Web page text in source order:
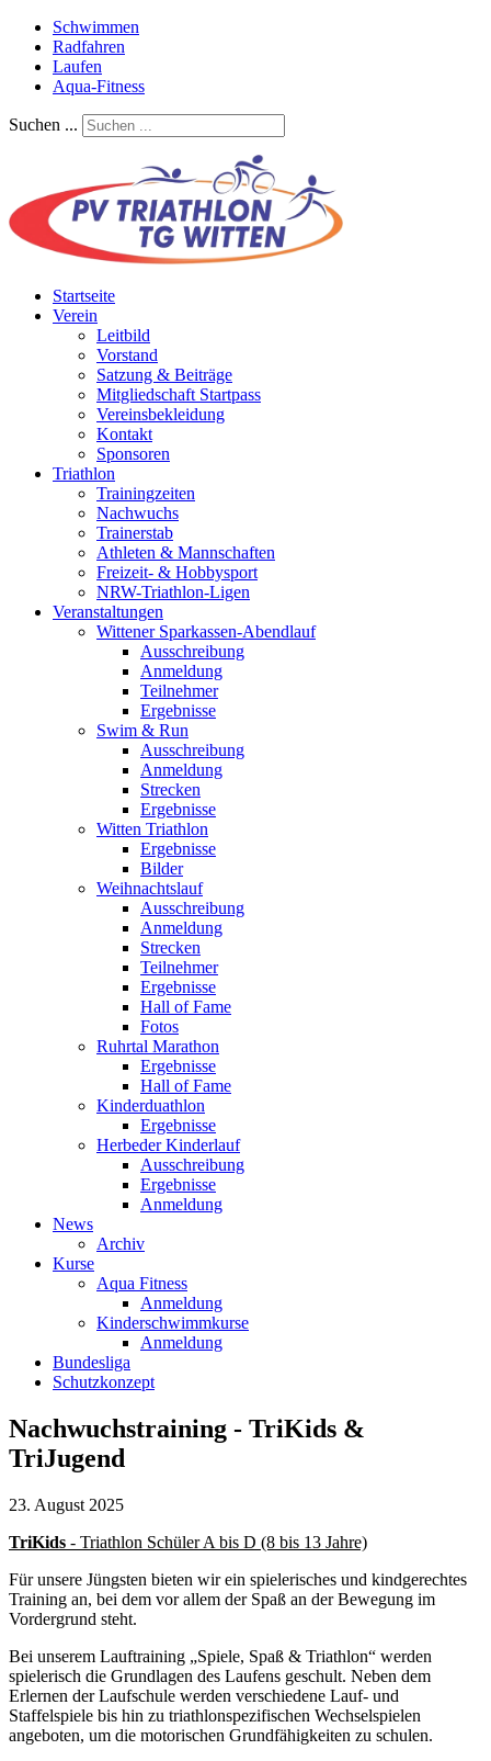
Schwimmen
Radfahren
Laufen
Aqua-Fitness
Suchen ...
Startseite
Verein
Leitbild
Vorstand
Satzung & Beiträge
Mitgliedschaft Startpass
Vereinsbekleidung
Kontakt
Sponsoren
Triathlon
Trainingzeiten
Nachwuchs
Trainerstab
Athleten & Mannschaften
Freizeit- & Hobbysport
NRW-Triathlon-Ligen
Veranstaltungen
Wittener Sparkassen-Abendlauf
Ausschreibung
Anmeldung
Teilnehmer
Ergebnisse
Swim & Run
Ausschreibung
Anmeldung
Strecken
Ergebnisse
Witten Triathlon
Ergebnisse
Bilder
Weihnachtslauf
Ausschreibung
Anmeldung
Strecken
Teilnehmer
Ergebnisse
Hall of Fame
Fotos
Ruhrtal Marathon
Ergebnisse
Hall of Fame
Kinderduathlon
Ergebnisse
Herbeder Kinderlauf
Ausschreibung
Ergebnisse
Anmeldung
News
Archiv
Kurse
Aqua Fitness
Anmeldung
Kinderschwimmkurse
Anmeldung
Bundesliga
Schutzkonzept
Nachwuchstraining - TriKids &
TriJugend
23. August 2025
TriKids - Triathlon Schüler A bis D (8 bis 13 Jahre)
Für unsere Jüngsten bieten wir ein spielerisches und kindgerechtes
Training an, bei dem vor allem der Spaß an der Bewegung im
Vordergrund steht.
Bei unserem Lauftraining „Spiele, Spaß & Triathlon“ werden
spielerisch die Grundlagen des Laufens geschult. Neben dem
Erlernen der Laufschule werden verschiedene Lauf- und
Staffelspiele bis hin zu triathlonspezifischen Wechselspielen
angeboten, um die motorischen Grundfähigkeiten zu schulen.